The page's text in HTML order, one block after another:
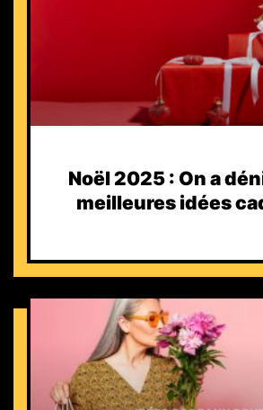
Noël 2025 : On a
meilleures idées